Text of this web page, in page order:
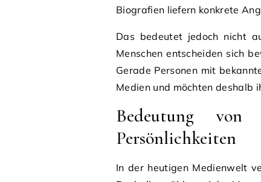
Biografien liefern konkrete
Das bedeutet jedoch nicht
Menschen entscheiden sich
Gerade Personen mit
Medien und möchten deshalb
Bedeutung von
Persönlichkeiten
In der heutigen Medienwelt